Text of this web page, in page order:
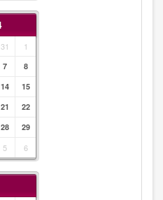
31 1
7
8
14
15
21
22
28
29
5 6